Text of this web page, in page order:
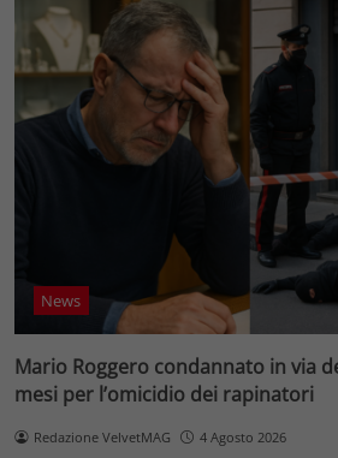
News
Mario Roggero condannato in via
mesi per l’omicidio dei rapinatori
Redazione VelvetMAG 4 Agosto 2026